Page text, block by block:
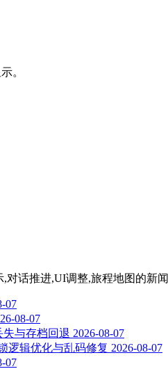
。
对话推进,UI调整,旅程地图的新闻
07
08-07
失与存档回退 2026-08-07
逻辑优化与乱码修复 2026-08-07
07